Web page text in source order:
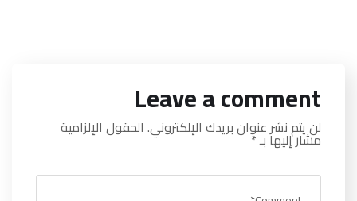
Leave a comment
لن يتم نشر عنوان بريدك الإلكتروني. الحقول الإلزامية
مشار إليها بـ*